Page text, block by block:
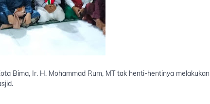
Bima, Ir. H. Mohammad Rum, MT tak henti-hentinya melakukan